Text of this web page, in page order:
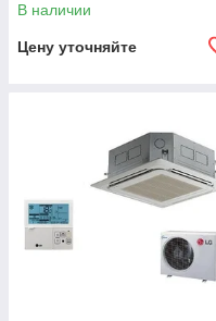
В наличии
Цену уточняйте